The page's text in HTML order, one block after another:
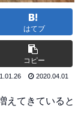
はてブ
コピー
2020.04.01
えてきていると